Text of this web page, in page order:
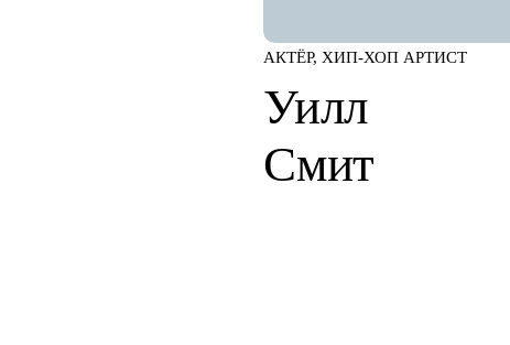
АКТЁР, ХИП-ХОП АРТИСТ
Уилл
Смит